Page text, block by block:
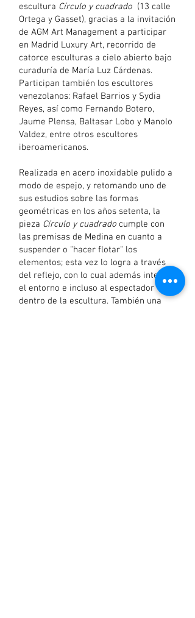
escultura Círculo y cuadrado (13 calle
Ortega y Gasset), gracias a la invitación
de AGM Art Management a participar
en Madrid Luxury Art, recorrido de
catorce esculturas a cielo abierto bajo
curaduría de María Luz Cárdenas.
Participan también los escultores
venezolanos: Rafael Barrios y Sydia
Reyes, así como Fernando Botero,
Jaume Plensa, Baltasar Lobo y Manolo
Valdez, entre otros escultores
iberoamericanos.
Realizada en acero inoxidable pulido a
modo de espejo, y retomando uno de
sus estudios sobre las formas
geométricas en los años setenta, la
pieza Círculo y cuadrado cumple con
las premisas de Medina en cuanto a
suspender o "hacer flotar" los
elementos; esta vez lo logra a través
del reflejo, con lo cual además integra
el entorno e incluso al espectador
dentro de la escultura. También una